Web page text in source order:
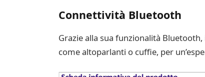
Connettività Bluetooth
Grazie alla sua funzionalità
come altoparlanti o cuffie, per